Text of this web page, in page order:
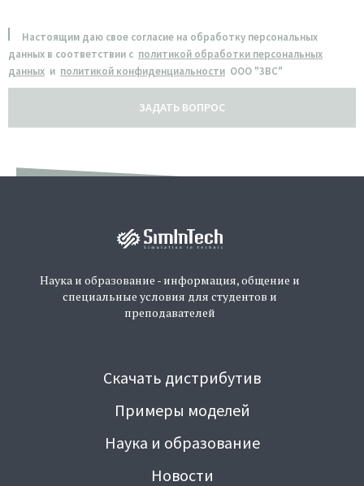
Настоящим даю свое согласие на обработку персональных
данных в соответствии с политикой обработки персональных
данных и политикой конфиденциальности ООО "3ВС"
ЗАДАТЬ ВОПРОС
Наука и образование - информация, общение и
специальные условия для студентов и
преподавателей
Скачать дистрибутив
Примеры моделей
Наука и образование
Новости